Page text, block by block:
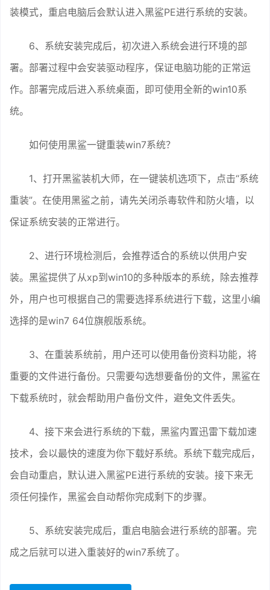
装模式，重启电脑后会默认进入黑鲨PE进行系统的安装。
6、系统安装完成后，初次进入系统会进行环境的部
署。部署过程中会安装驱动程序，保证电脑功能的正常运
作。部署完成后进入系统桌面，即可使用全新的win10系
统。
如何使用黑鲨一键重装win7系统？
1、打开黑鲨装机大师，在一键装机选项下，点击“系统
重装”。在使用黑鲨之前，请先关闭杀毒软件和防火墙，以
保证系统安装的正常进行。
2、进行环境检测后，会推荐适合的系统以供用户安
装。黑鲨提供了从xp到win10的多种版本的系统，除去推荐
外，用户也可根据自己的需要选择系统进行下载，这里小编
选择的是win7 64位旗舰版系统。
3、在重装系统前，用户还可以使用备份资料功能，将
重要的文件进行备份。只需要勾选想要备份的文件，黑鲨在
下载系统时，就会帮助用户备份文件，避免文件丢失。
4、接下来会进行系统的下载，黑鲨内置迅雷下载加速
技术，会以最快的速度为你下载好系统。系统下载完成后，
会自动重启，默认进入黑鲨PE进行系统的安装。接下来无
须任何操作，黑鲨会自动帮你完成剩下的步骤。
5、系统安装完成后，重启电脑会进行系统的部署。完
成之后就可以进入重装好的win7系统了。